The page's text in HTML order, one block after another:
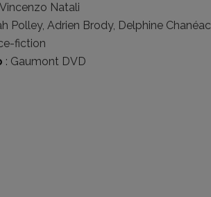
Vincenzo Natali
Polley, Adrien Brody, Delphine Chanéac
fiction
: Gaumont DVD